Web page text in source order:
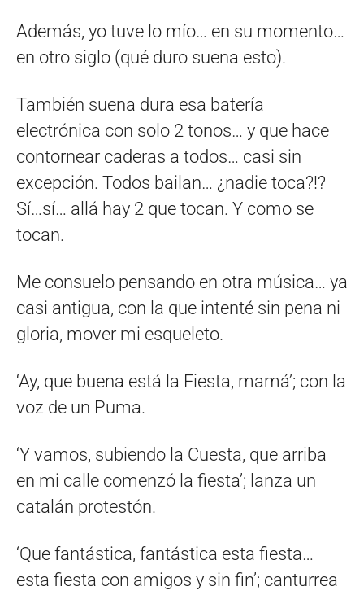
Además, yo tuve lo mío… en su momento…
en otro siglo (qué duro suena esto).
También suena dura esa batería
electrónica con solo 2 tonos… y que hace
contornear caderas a todos… casi sin
excepción. Todos bailan… ¿nadie toca?!?
Sí…sí… allá hay 2 que tocan. Y como se
tocan.
Me consuelo pensando en otra música… ya
casi antigua, con la que intenté sin pena ni
gloria, mover mi esqueleto.
‘Ay, que buena está la Fiesta, mamá’; con la
voz de un Puma.
‘Y vamos, subiendo la Cuesta, que arriba
en mi calle comenzó la fiesta’; lanza un
catalán protestón.
‘Que fantástica, fantástica esta fiesta…
esta fiesta con amigos y sin fin’; canturrea